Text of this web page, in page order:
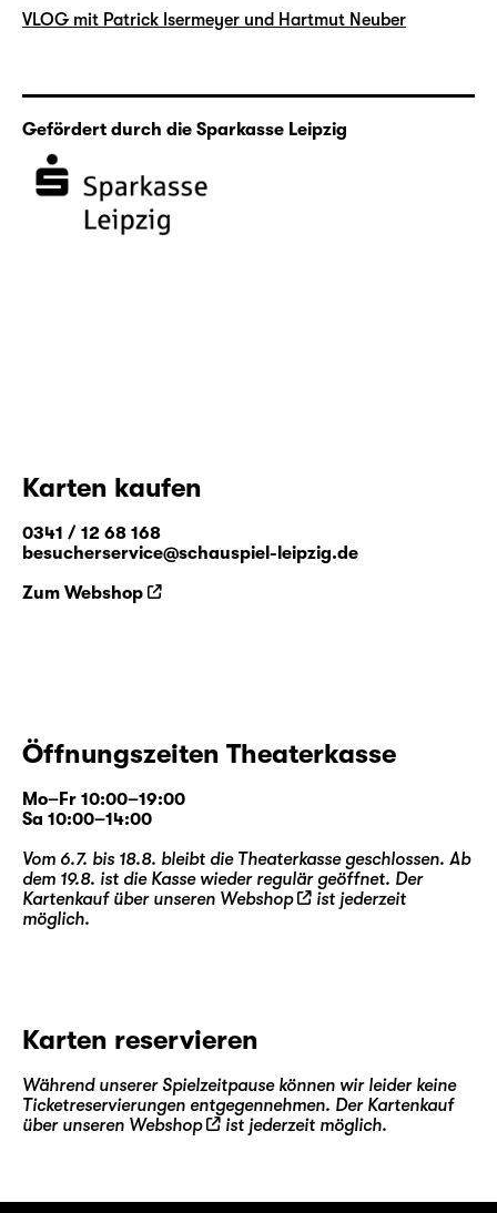
VLOG mit Patrick Isermeyer und Hartmut Neuber
Gefördert durch die Sparkasse Leipzig
Karten kaufen
0341 / 12 68 168
besucherservice@schauspiel-leipzig.de
Zum Webshop
Öffnungszeiten Theaterkasse
Mo–Fr 10:00–19:00
Sa 10:00–14:00
Vom 6.7. bis 18.8. bleibt die Theaterkasse geschlossen. Ab
dem 19.8. ist die Kasse wieder regulär geöffnet. Der
Kartenkauf über unseren Webshop
ist jederzeit
möglich.
Karten reservieren
Während unserer Spielzeitpause können wir leider keine
Ticketreservierungen entgegennehmen. Der Kartenkauf
über unseren Webshop ist jederzeit möglich.